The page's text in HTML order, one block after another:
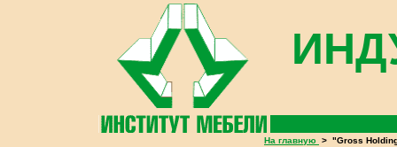
На главную > "Gross